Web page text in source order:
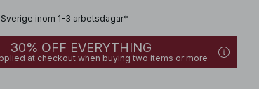
inom 1-3 arbetsdagar*
30% OFF EVERYTHING
at checkout when buying two items or more